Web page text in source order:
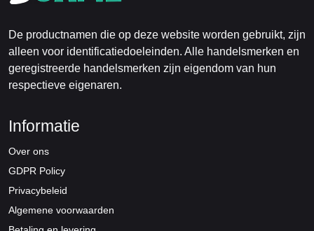
De productnamen die op deze website worden gebruikt, zijn
alleen voor identificatiedoeleinden. Alle handelsmerken en
geregistreerde handelsmerken zijn eigendom van hun
respectieve eigenaren.
Informatie
Over ons
GDPR Policy
Privacybeleid
Algemene voorwaarden